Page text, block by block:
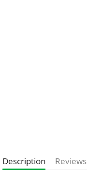
Description Reviews